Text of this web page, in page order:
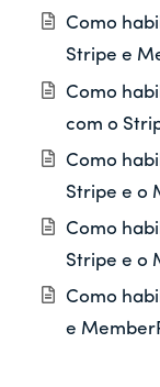
Como
Stripe e
Como
com o
Como
Stripe e o
Como
Stripe e o
Como
e